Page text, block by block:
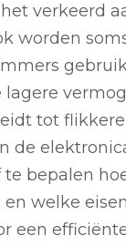
het verkeerd
worden
tot
de
bepalen
welke
een